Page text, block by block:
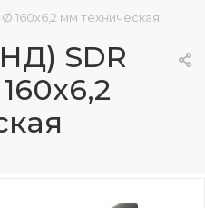
160х6,2 мм техническая
SDR